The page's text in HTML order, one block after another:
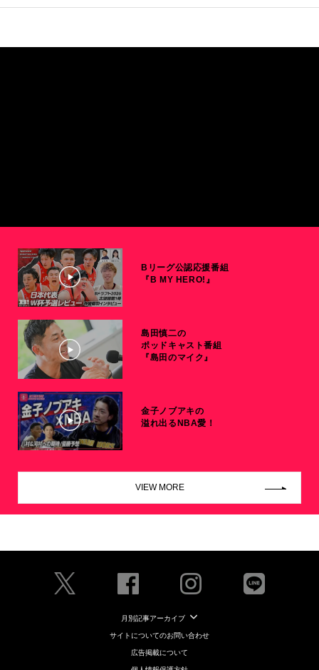
Bリーグ公認応援番組
『B MY HERO!』
島田慎二の
ポッドキャスト番組
『島田のマイク』
金子ノブアキの
溢れ出るNBA愛！
VIEW MORE
月別記事アーカイブ
サイトについてのお問い合わせ
広告掲載について